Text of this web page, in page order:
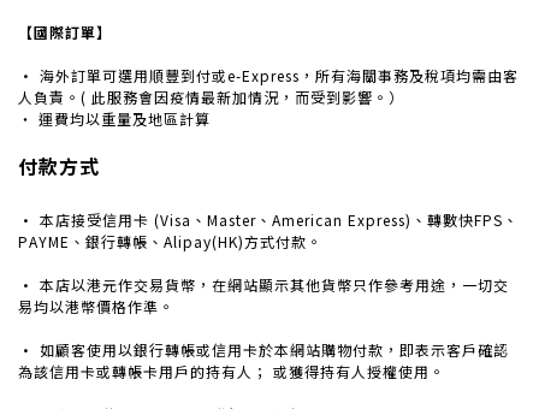
【國際訂單】
· 海外訂單可選用順豐到付或e-Express，所有海關事務及稅項均需由客
人負責。( 此服務會因疫情最新加情況，而受到影響。）
‧ 運費均以重量及地區計算
付款方式
· 本店接受信用卡 (Visa、Master、American Express)、轉數快FPS、
PAYME、銀行轉帳、Alipay(HK)方式付款。
· 本店以港元作交易貨幣，在網站顯示其他貨幣只作參考用途，一切交
易均以港幣價格作準。
· 如顧客使用以銀行轉帳或信用卡於本網站購物付款，即表示客戶確認
為該信用卡或轉帳卡用戶的持有人； 或獲得持有人授權使用。